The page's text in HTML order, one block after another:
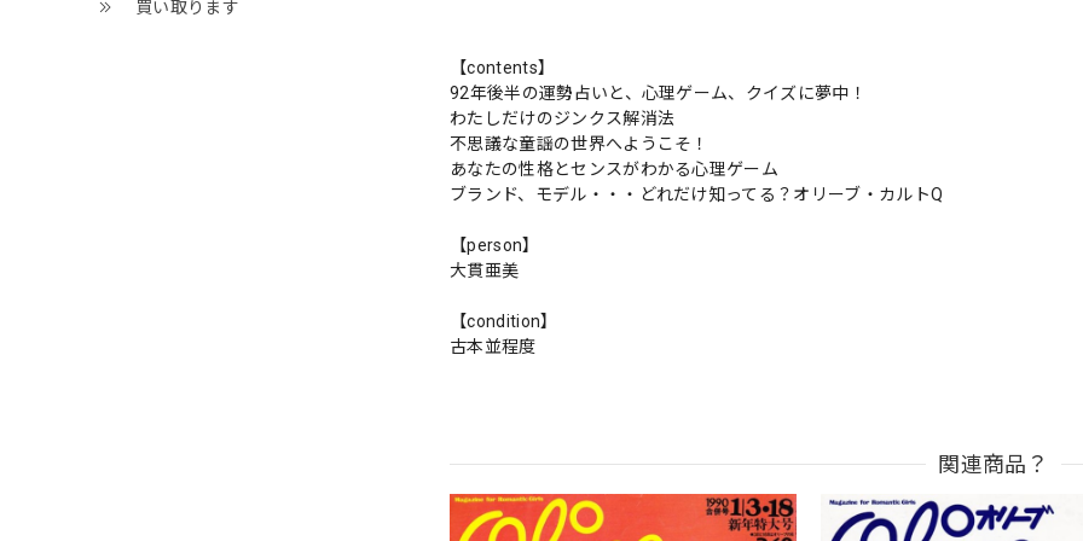
買い取ります
【contents】
92年後半の運勢占いと、心理ゲーム、クイズに夢中！
わたしだけのジンクス解消法
不思議な童謡の世界へようこそ！
あなたの性格とセンスがわかる心理ゲーム
ブランド、モデル・・・どれだけ知ってる？オリーブ・カルトQ
【person】
大貫亜美
【condition】
古本並程度
関連商品？